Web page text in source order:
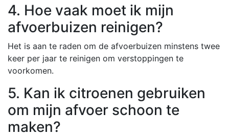
4. Hoe vaak moet ik mijn
afvoerbuizen reinigen?
Het is aan te raden om de afvoerbuizen minstens twee
keer per jaar te reinigen om verstoppingen te
voorkomen.
5. Kan ik citroenen gebruiken
om mijn afvoer schoon te
maken?